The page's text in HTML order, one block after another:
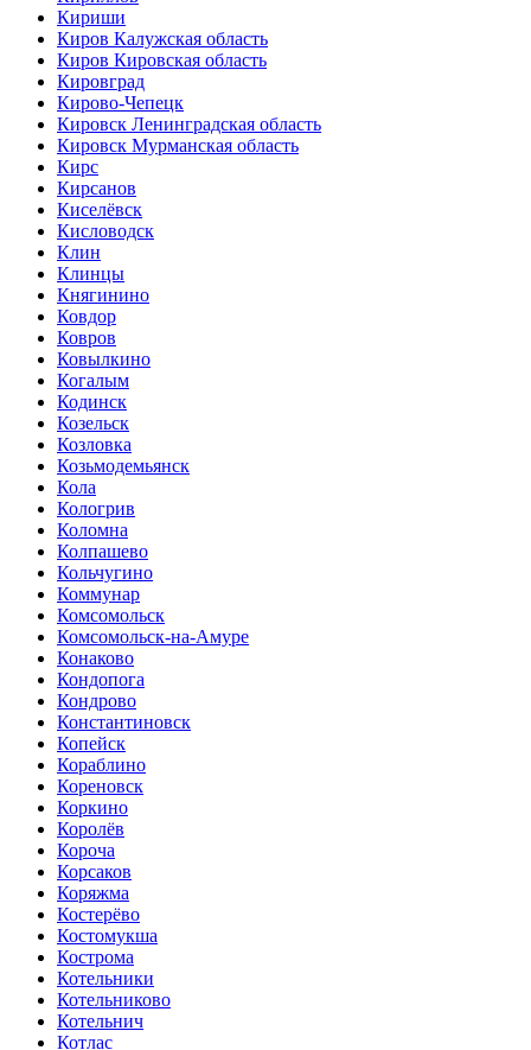
Кириши
Киров Калужская область
Киров Кировская область
Кировград
Кирово-Чепецк
Кировск Ленинградская область
Кировск Мурманская область
Кирс
Кирсанов
Киселёвск
Кисловодск
Клин
Клинцы
Княгинино
Ковдор
Ковров
Ковылкино
Когалым
Кодинск
Козельск
Козловка
Козьмодемьянск
Кола
Кологрив
Коломна
Колпашево
Кольчугино
Коммунар
Комсомольск
Комсомольск-на-Амуре
Конаково
Кондопога
Кондрово
Константиновск
Копейск
Кораблино
Кореновск
Коркино
Королёв
Короча
Корсаков
Коряжма
Костерёво
Костомукша
Кострома
Котельники
Котельниково
Котельнич
Котлас